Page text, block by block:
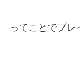
ってことでプレ